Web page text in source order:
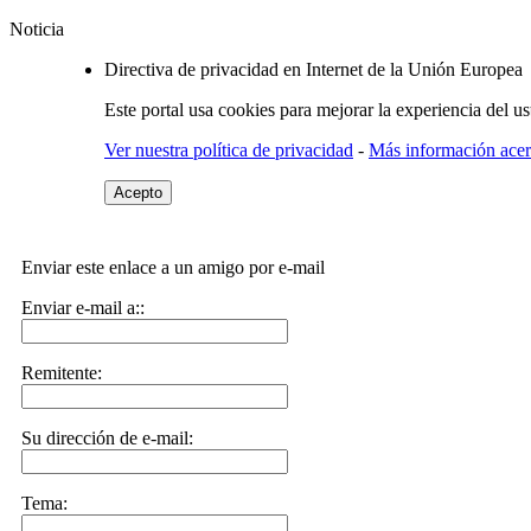
Noticia
Directiva de privacidad en Internet de la Unión Europea
Este portal usa cookies para mejorar la experiencia del
Ver nuestra política de privacidad - Más información
Acepto
Enviar este enlace a un amigo por e-mail
Enviar e-mail a::
Remitente:
Su dirección de e-mail:
Tema: